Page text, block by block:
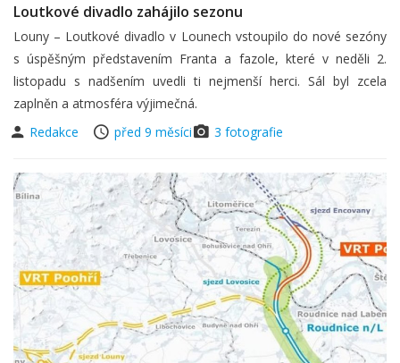
Loutkové divadlo zahájilo sezonu
Louny – Loutkové divadlo v Lounech vstoupilo do nové sezóny
s úspěšným představením Franta a fazole, které v neděli 2.
listopadu s nadšením uvedli ti nejmenší herci. Sál byl zcela
zaplněn a atmosféra výjimečná.
Redakce
před 9 měsíci 3 fotografie